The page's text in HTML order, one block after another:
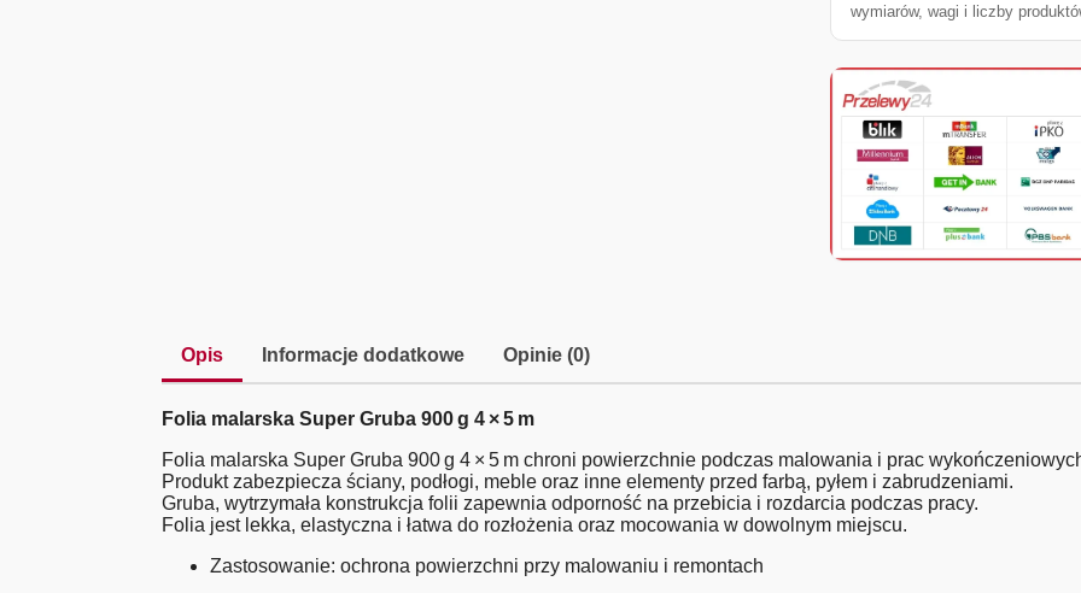
wymiarów, wagi i liczby
Opis Informacje dodatkowe Opinie (0)
Folia malarska Super Gruba 900 g 4 × 5 m
Folia malarska Super Gruba 900 g 4 × 5 m chroni powierzchnie podczas malowania i prac
Produkt zabezpiecza ściany, podłogi, meble oraz inne elementy przed farbą, pyłem i zabrudzeniami.
Gruba, wytrzymała konstrukcja folii zapewnia odporność na przebicia i rozdarcia podczas pracy.
Folia jest lekka, elastyczna i łatwa do rozłożenia oraz mocowania w dowolnym miejscu.
Zastosowanie: ochrona powierzchni przy malowaniu i remontach